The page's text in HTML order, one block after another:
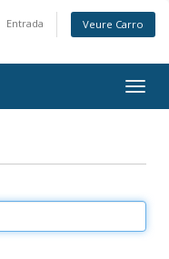
Entrada Veure Carro